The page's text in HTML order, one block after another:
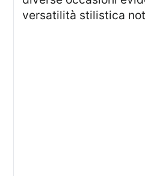
versatilità stilistica